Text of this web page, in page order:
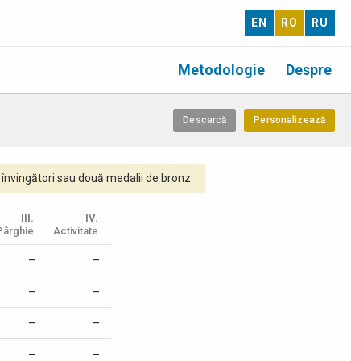
EN RO RU
Despre
Metodologie
Personalizează
Descarcă
sau două medalii de bronz.
III.
IV.
Activitate
– –
– –
– –
– –